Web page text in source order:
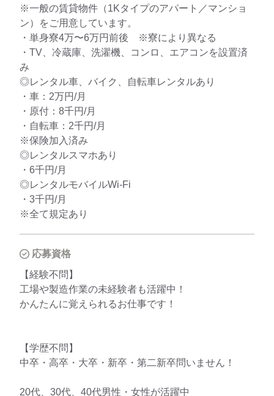
※一般の賃貸物件（1Kタイプのアパート／マンショ
ン）をご用意しています。
・単身寮4万〜6万円前後 ※寮により異なる
・TV、冷蔵庫、洗濯機、コンロ、エアコンを設置済
み
◎レンタル車、バイク、自転車レンタルあり
・車：2万円/月
・原付：8千円/月
・自転車：2千円/月
※保険加入済み
◎レンタルスマホあり
・6千円/月
◎レンタルモバイルWi-Fi
・3千円/月
※全て規定あり
応募資格
【経験不問】
工場や製造作業の未経験者も活躍中！
かんたんに覚えられるお仕事です！
【学歴不問】
中卒・高卒・大卒・新卒・第二新卒問いません！
20代、30代、40代男性・女性が活躍中